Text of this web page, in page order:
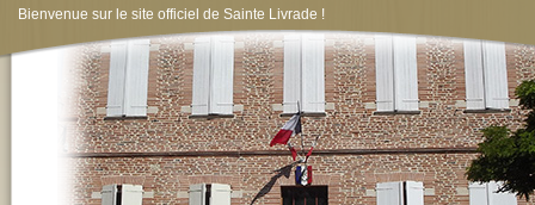
Bienvenue sur le site officiel de Sainte Livrade !